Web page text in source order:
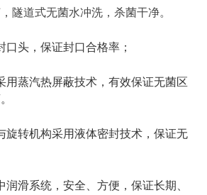
隧道式无菌水冲洗，杀菌干净。
口头，保证封口合格率；
用蒸汽热屏蔽技术，有效保证无菌区
旋转机构采用液体密封技术，保证无
润滑系统，安全、方便，保证长期、